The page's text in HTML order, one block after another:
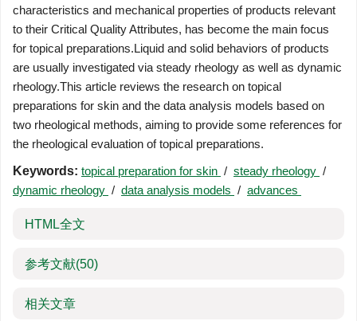
characteristics and mechanical properties of products relevant
to their Critical Quality Attributes, has become the main focus
for topical preparations.Liquid and solid behaviors of products
are usually investigated via steady rheology as well as dynamic
rheology.This article reviews the research on topical
preparations for skin and the data analysis models based on
two rheological methods, aiming to provide some references for
the rheological evaluation of topical preparations.
Keywords: topical preparation for skin / steady rheology /
dynamic rheology / data analysis models / advances
HTML全文
参考文献(50)
相关文章